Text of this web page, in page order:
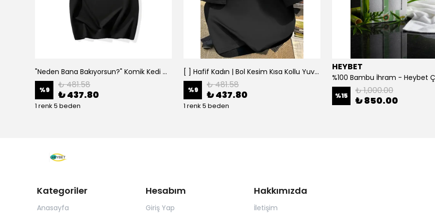
"Neden Bana Bakıyorsun?" Komik Kedi Grafik Tişört - Dijital Baskılı Siyah Bol - Siyah
%9 ₺ 481.58
₺ 437.80
1 renk 5 beden
[ ] Hafif Kadın | Bol Kesim Kısa Kollu Yuvarlak Yaka Eğlenceli Karikatür Ayı ve - Siyah
%9 ₺ 481.58
₺ 437.80
1 renk 5 beden
HEYBET
%100 Bambu İhram - Heybet
%15 ₺ 1,000.00
₺ 850.00
Kategoriler
Anasayfa
Hesabım
Giriş Yap
Hakkımızda
İletişim